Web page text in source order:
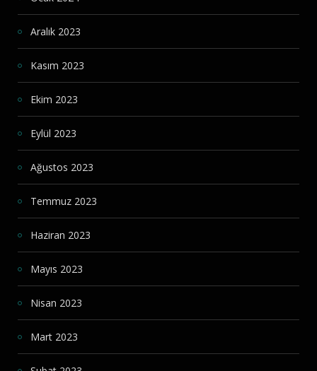
Aralık 2023
Kasım 2023
Ekim 2023
Eylül 2023
Ağustos 2023
Temmuz 2023
Haziran 2023
Mayıs 2023
Nisan 2023
Mart 2023